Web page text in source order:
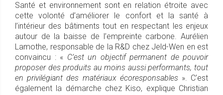
Santé et environnement sont en relation étroite avec
cette volonté d’améliorer le confort et la santé à
l’intérieur des bâtiments tout en respectant les enjeux
autour de la baisse de l’empreinte carbone. Aurélien
Lamothe, responsable de la R&D chez Jeld-Wen en est
convaincu : « C’est un objectif permanent de pouvoir
proposer des produits au moins aussi performants, tout
en privilégiant des matériaux écoresponsables ». C’est
également la démarche chez Kiso, explique Christian